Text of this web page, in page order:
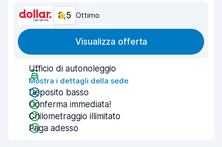
8,5 Ottimo
Visualizza offerta
Ufficio di autonoleggio
Mostra i dettagli della sede
Deposito basso
Conferma immediata!
Chilometraggio illimitato
Paga adesso